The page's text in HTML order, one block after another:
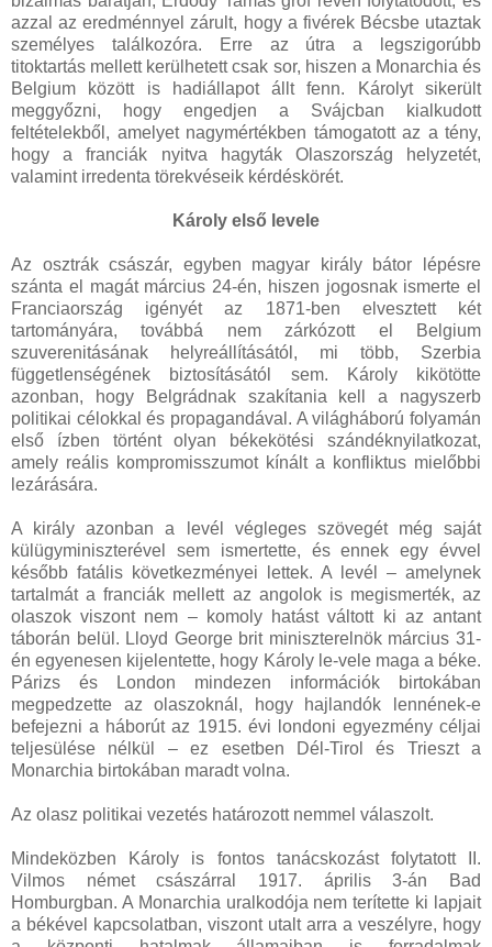
azzal az eredménnyel zárult, hogy a fivérek Bécsbe utaztak
személyes találkozóra. Erre az útra a legszigorúbb
titoktartás mellett kerülhetett csak sor, hiszen a Monarchia és
Belgium között is hadiállapot állt fenn. Károlyt sikerült
meggyőzni, hogy engedjen a Svájcban kialkudott
feltételekből, amelyet nagymértékben támogatott az a tény,
hogy a franciák nyitva hagyták Olaszország helyzetét,
valamint irredenta törekvéseik kérdéskörét.
Károly első levele
Az osztrák császár, egyben magyar király bátor lépésre
szánta el magát március 24-én, hiszen jogosnak ismerte el
Franciaország igényét az 1871-ben elvesztett két
tartományára, továbbá nem zárkózott el Belgium
szuverenitásának helyreállításától, mi több, Szerbia
függetlenségének biztosításától sem. Károly kikötötte
azonban, hogy Belgrádnak szakítania kell a nagyszerb
politikai célokkal és propagandával. A világháború folyamán
első ízben történt olyan békekötési szándéknyilatkozat,
amely reális kompromisszumot kínált a konfliktus mielőbbi
lezárására.
A király azonban a levél végleges szövegét még saját
külügyminiszterével sem ismertette, és ennek egy évvel
később fatális következményei lettek. A levél – amelynek
tartalmát a franciák mellett az angolok is megismerték, az
olaszok viszont nem – komoly hatást váltott ki az antant
táborán belül. Lloyd George brit miniszterelnök március 31-
én egyenesen kijelentette, hogy Károly le-vele maga a béke.
Párizs és London mindezen információk birtokában
megpedzette az olaszoknál, hogy hajlandók lennének-e
befejezni a háborút az 1915. évi londoni egyezmény céljai
teljesülése nélkül – ez esetben Dél-Tirol és Trieszt a
Monarchia birtokában maradt volna.
Az olasz politikai vezetés határozott nemmel válaszolt.
Mindeközben Károly is fontos tanácskozást folytatott II.
Vilmos német császárral 1917. április 3-án Bad
Homburgban. A Monarchia uralkodója nem terítette ki lapjait
a békével kapcsolatban, viszont utalt arra a veszélyre, hogy